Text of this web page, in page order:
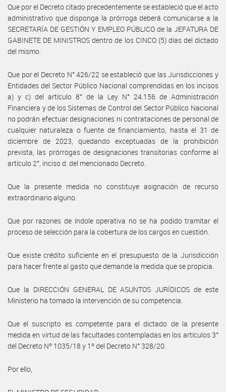
Que por el Decreto citado precedentemente se estableció que el acto
administrativo que disponga la prórroga deberá comunicarse a la
SECRETARÍA DE GESTIÓN Y EMPLEO PÚBLICO de la JEFATURA DE
GABINETE DE MINISTROS dentro de los CINCO (5) días del dictado
del mismo.
Que por el Decreto N° 426/22 se estableció que las Jurisdicciones y
Entidades del Sector Público Nacional comprendidas en los incisos
a) y c) del artículo 8° de la Ley N° 24.156 de Administración
Financiera y de los Sistemas de Control del Sector Público Nacional
no podrán efectuar designaciones ni contrataciones de personal de
cualquier naturaleza o fuente de financiamiento, hasta el 31 de
diciembre de 2023, quedando exceptuadas de la prohibición
prevista, las prórrogas de designaciones transitorias conforme al
artículo 2°, inciso d. del mencionado Decreto.
Que la presente medida no constituye asignación de recurso
extraordinario alguno.
Que por razones de índole operativa no se ha podido tramitar el
proceso de selección para la cobertura de los cargos en cuestión.
Que existe crédito suficiente en el presupuesto de la Jurisdicción
para hacer frente al gasto que demande la medida que se propicia.
Que la DIRECCIÓN GENERAL DE ASUNTOS JURÍDICOS de este
Ministerio ha tomado la intervención de su competencia.
Que el suscripto es competente para el dictado de la presente
medida en virtud de las facultades contempladas en los artículos 3°
del Decreto Nº 1035/18 y 1º del Decreto N° 328/20.
Por ello,